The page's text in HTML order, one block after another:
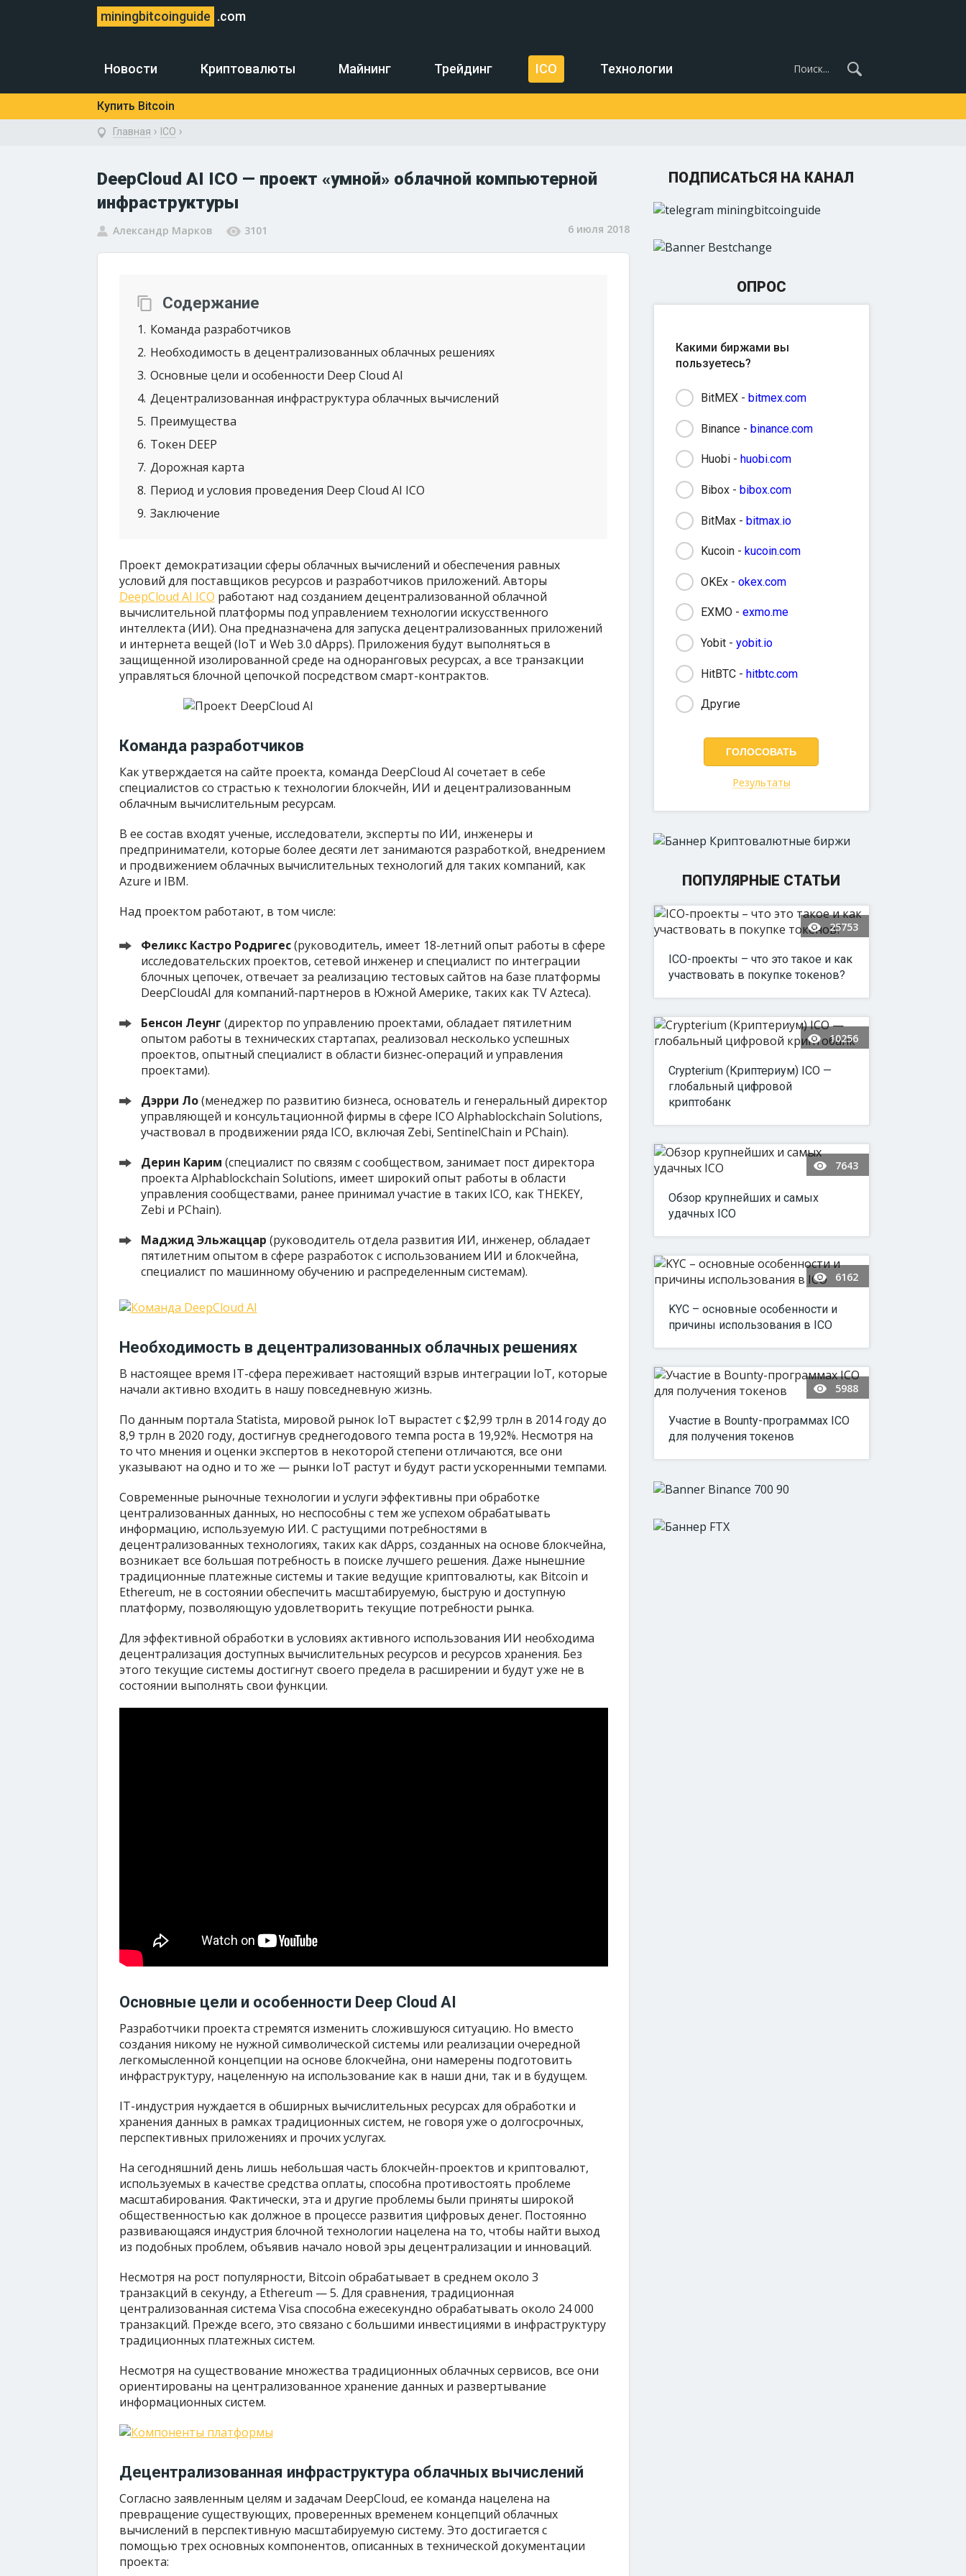
miningbitcoinguide .com
Новости Криптовалюты Майнинг Трейдинг ICO Технологии
Купить Bitcoin
Главная › ICO ›
DeepCloud AI ICO — проект «умной» облачной компьютерной
инфраструктуры
Александр Марков 3101 6 июля 2018
Содержание
1 Команда разработчиков
2 Необходимость в децентрализованных облачных решениях
3 Основные цели и особенности Deep Cloud AI
4 Децентрализованная инфраструктура облачных вычислений
5 Преимущества
6 Токен DEEP
7 Дорожная карта
8 Период и условия проведения Deep Cloud AI ICO
9 Заключение
Проект демократизации сферы облачных вычислений и обеспечения равных
условий для поставщиков ресурсов и разработчиков приложений. Авторы
DeepCloud AI ICO работают над созданием децентрализованной облачной
вычислительной платформы под управлением технологии искусственного
интеллекта (ИИ). Она предназначена для запуска децентрализованных приложений
и интернета вещей (IoT и Web 3.0 dApps). Приложения будут выполняться в
защищенной изолированной среде на одноранговых ресурсах, а все транзакции
управляться блочной цепочкой посредством смарт-контрактов.
Команда разработчиков
Как утверждается на сайте проекта, команда DeepCloud AI сочетает в себе
специалистов со страстью к технологии блокчейн, ИИ и децентрализованным
облачным вычислительным ресурсам.
В ее состав входят ученые, исследователи, эксперты по ИИ, инженеры и
предприниматели, которые более десяти лет занимаются разработкой, внедрением
и продвижением облачных вычислительных технологий для таких компаний, как
Azure и IBM.
Над проектом работают, в том числе:
Феликс Кастро Родригес(руководитель, имеет 18-летний опыт работы в сфере
исследовательских проектов, сетевой инженер и специалист по интеграции
блочных цепочек, отвечает за реализацию тестовых сайтов на базе платформы
DeepCloudAI для компаний-партнеров в Южной Америке, таких как TV Azteca).
Бенсон Леунг (директор по управлению проектами, обладает пятилетним
опытом работы в технических стартапах, реализовал несколько успешных
проектов, опытный специалист в области бизнес-операций и управления
проектами).
Дэрри Ло(менеджер по развитию бизнеса, основатель и генеральный директор
управляющей и консультационной фирмы в сфере ICO Alphablockchain Solutions,
участвовал в продвижении ряда ICO, включая Zebi, SentinelChain и PChain).
Дерин Карим (специалист по связям с сообществом, занимает пост директора
проекта Alphablockchain Solutions, имеет широкий опыт работы в области
управления сообществами, ранее принимал участие в таких ICO, как THEKEY,
Zebi и PChain).
Маджид Эльжаццар (руководитель отдела развития ИИ, инженер, обладает
пятилетним опытом в сфере разработок с использованием ИИ и блокчейна,
специалист по машинному обучению и распределенным системам).
Необходимость в децентрализованных облачных решениях
В настоящее время IT-сфера переживает настоящий взрыв интеграции IoT, которые
начали активно входить в нашу повседневную жизнь.
По данным портала Statista, мировой рынок IoT вырастет с $2,99 трлн в 2014 году до
8,9 трлн в 2020 году, достигнув среднегодового темпа роста в 19,92%. Несмотря на
то что мнения и оценки экспертов в некоторой степени отличаются, все они
указывают на одно и то же — рынки IoT растут и будут расти ускоренными темпами.
Современные рыночные технологии и услуги эффективны при обработке
централизованных данных, но неспособны с тем же успехом обрабатывать
информацию, используемую ИИ. С растущими потребностями в
децентрализованных технологиях, таких как dApps, созданных на основе блокчейна,
возникает все большая потребность в поиске лучшего решения. Даже нынешние
традиционные платежные системы и такие ведущие криптовалюты, как Bitcoin и
Ethereum, не в состоянии обеспечить масштабируемую, быструю и доступную
платформу, позволяющую удовлетворить текущие потребности рынка.
Для эффективной обработки в условиях активного использования ИИ необходима
децентрализация доступных вычислительных ресурсов и ресурсов хранения. Без
этого текущие системы достигнут своего предела в расширении и будут уже не в
состоянии выполнять свои функции.
Основные цели и особенности Deep Cloud AI
Разработчики проекта стремятся изменить сложившуюся ситуацию. Но вместо
создания никому не нужной символической системы или реализации очередной
легкомысленной концепции на основе блокчейна, они намерены подготовить
инфраструктуру, нацеленную на использование как в наши дни, так и в будущем.
IT-индустрия нуждается в обширных вычислительных ресурсах для обработки и
хранения данных в рамках традиционных систем, не говоря уже о долгосрочных,
перспективных приложениях и прочих услугах.
На сегодняшний день лишь небольшая часть блокчейн-проектов и криптовалют,
используемых в качестве средства оплаты, способна противостоять проблеме
масштабирования. Фактически, эта и другие проблемы были приняты широкой
общественностью как должное в процессе развития цифровых денег. Постоянно
развивающаяся индустрия блочной технологии нацелена на то, чтобы найти выход
из подобных проблем, объявив начало новой эры децентрализации и инноваций.
Несмотря на рост популярности, Bitcoin обрабатывает в среднем около 3
транзакций в секунду, а Ethereum — 5. Для сравнения, традиционная
централизованная система Visa способна ежесекундно обрабатывать около 24 000
транзакций. Прежде всего, это связано с большими инвестициями в инфраструктуру
традиционных платежных систем.
Несмотря на существование множества традиционных облачных сервисов, все они
ориентированы на централизованное хранение данных и развертывание
информационных систем.
Децентрализованная инфраструктура облачных вычислений
Согласно заявленным целям и задачам DeepCloud, ее команда нацелена на
превращение существующих, проверенных временем концепций облачных
вычислений в перспективную масштабируемую систему. Это достигается с
помощью трех основных компонентов, описанных в технической документации
проекта:
ПОДПИСАТЬСЯ НА КАНАЛ
ОПРОС
Какими биржами вы
пользуетесь?
BitMEX - bitmex.com
Binance - binance.com
Huobi - huobi.com
Bibox - bibox.com
BitMax - bitmax.io
Kucoin - kucoin.com
OKEx - okex.com
EXMO - exmo.me
Yobit - yobit.io
HitBTC - hitbtc.com
Другие
Результаты
ПОПУЛЯРНЫЕ СТАТЬИ
25753
ICO-проекты – что это такое и как
участвовать в покупке токенов?
10256
Crypterium (Криптериум) ICO —
глобальный цифровой
криптобанк
7643
Обзор крупнейших и самых
удачных ICO
6162
KYC – основные особенности и
причины использования в ICO
5988
Участие в Bounty-программах ICO
для получения токенов